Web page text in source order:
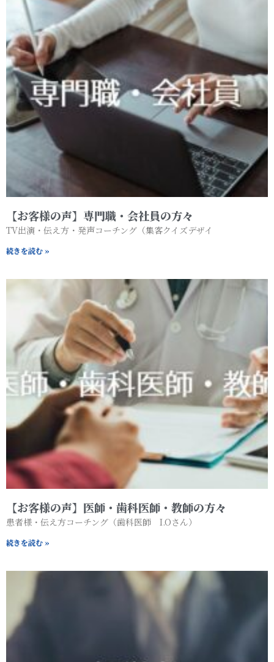
【お客様の声】専門職・会社員の方々
TV出演・伝え方・発声コーチング（集客クイズデザイ
続きを読む »
【お客様の声】医師・歯科医師・教師の方々
患者様・伝え方コーチング（歯科医師 I.Oさん）
続きを読む »